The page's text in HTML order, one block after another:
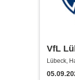
VfL
2026/
Lübeck,